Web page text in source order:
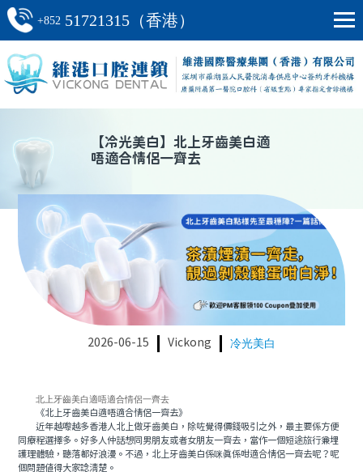
+852 51721315（香港）
【冷光美白】 北上牙齒美白適
唔適合情侶一齊去
2026-06-15 Vickong 冷光美白
北上牙齒美白適唔適合情侶一齊去
《北上牙齒美白適唔適合情侶一齊去》
近年越嚟越多香港人北上做牙齒美白，除咗覺得價錢吸引之外，最主要係方便
同療程選擇多。好多人仲話想同男朋友或者女朋友一齊去，當作一個短途旅行兼埋
護理體驗，聽落都好浪漫。不過，北上牙齒美白係咪真係咁適合情侶一齊去呢？呢
個問題值得大家諗清楚。